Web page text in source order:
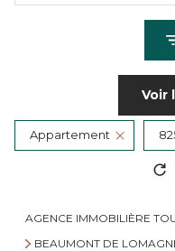
Voir
Appartement
AGENCE IMMOBILIÈRE
BEAUMONT DE